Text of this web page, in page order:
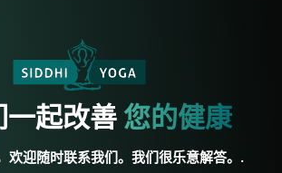
一起改善 您的健康
欢迎随时联系我们。我们很乐意解答。.